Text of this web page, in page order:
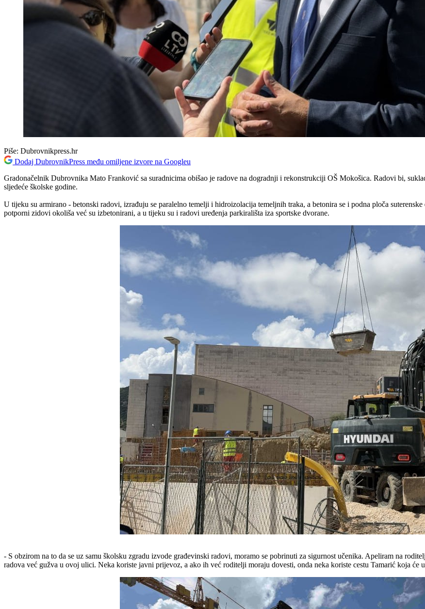
Piše: Dubrovnikpress.hr
Dodaj DubrovnikPress među omiljene izvore na Googleu
Gradonačelnik Dubrovnika Mato Franković sa suradnicima obišao je radove na dogradnji i rekonstrukciji OŠ Mokošica. Radovi bi,
sljedeće školske godine.
U tijeku su armirano - betonski radovi, izrađuju se paralelno temelji i hidroizolacija temeljnih traka, a betonira se i podna ploča
potporni zidovi okoliša već su izbetonirani, a u tijeku su i radovi uređenja parkirališta iza sportske dvorane.
- S obzirom na to da se uz samu školsku zgradu izvode građevinski radovi, moramo se pobrinuti za sigurnost učenika. Apeliram na
radova već gužva u ovoj ulici. Neka koriste javni prijevoz, a ako ih već roditelji moraju dovesti, onda neka koriste cestu Tamarić koja